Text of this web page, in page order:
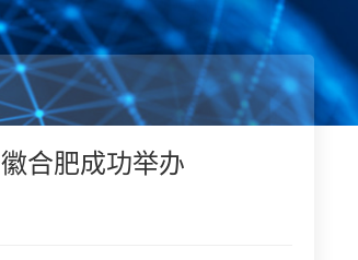
合肥成功举办